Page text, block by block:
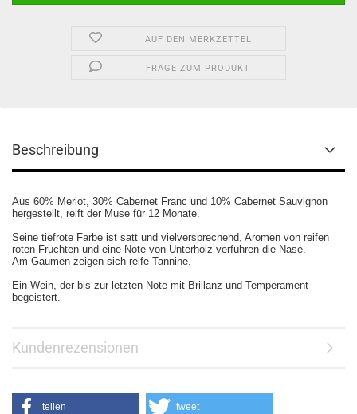
AUF DEN MERKZETTEL
FRAGE ZUM PRODUKT
Beschreibung
Aus 60% Merlot, 30% Cabernet Franc und 10% Cabernet Sauvignon
hergestellt, reift der Muse für 12 Monate.
Seine tiefrote Farbe ist satt und vielversprechend, Aromen von reifen
roten Früchten und eine Note von Unterholz verführen die Nase.
Am Gaumen zeigen sich reife Tannine.
Ein Wein, der bis zur letzten Note mit Brillanz und Temperament
begeistert.
Kundenrezensionen
teilen tweet